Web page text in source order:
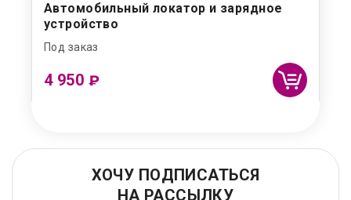
Автомобильный локатор и зарядное
устройство
Под заказ
4 950 ₽
ХОЧУ ПОДПИСАТЬСЯ
НА РАССЫЛКУ